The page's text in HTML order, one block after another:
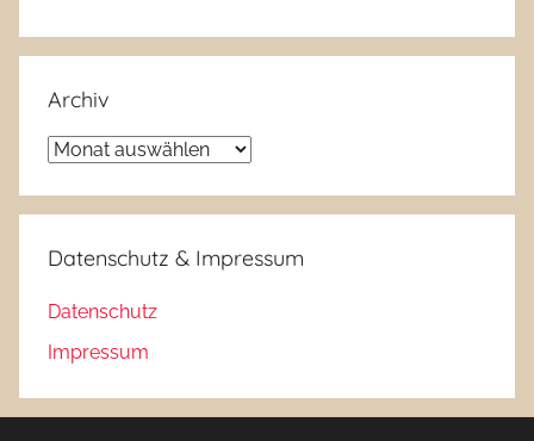
Archiv
Archiv
Datenschutz & Impressum
Datenschutz
Impressum